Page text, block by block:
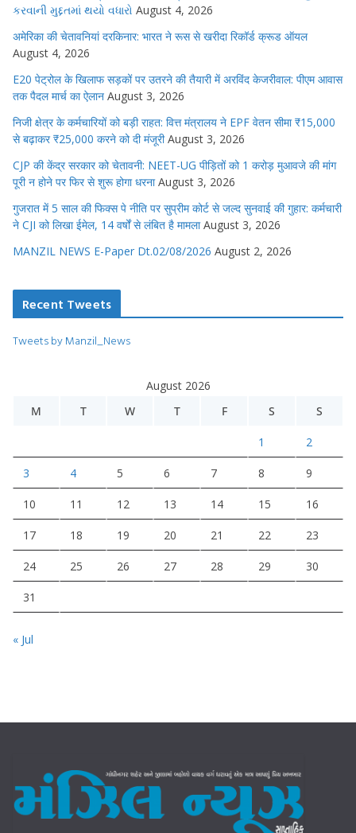
કરવાની મુદ્દતમાં થયો વધારો August 4, 2026
अमेरिका की चेतावनियां दरकिनार: भारत ने रूस से खरीदा रिकॉर्ड क्रूड ऑयल
August 4, 2026
E20 पेट्रोल के खिलाफ सड़कों पर उतरने की तैयारी में अरविंद केजरीवाल: पीएम आवास
तक पैदल मार्च का ऐलान August 3, 2026
निजी क्षेत्र के कर्मचारियों को बड़ी राहत: वित्त मंत्रालय ने EPF वेतन सीमा ₹15,000
से बढ़ाकर ₹25,000 करने को दी मंजूरी August 3, 2026
CJP की केंद्र सरकार को चेतावनी: NEET-UG पीड़ितों को 1 करोड़ मुआवजे की मांग
पूरी न होने पर फिर से शुरू होगा धरना August 3, 2026
गुजरात में 5 साल की फिक्स पे नीति पर सुप्रीम कोर्ट से जल्द सुनवाई की गुहार: कर्मचारी
ने CJI को लिखा ईमेल, 14 वर्षों से लंबित है मामला August 3, 2026
MANZIL NEWS E-Paper Dt.02/08/2026 August 2, 2026
Recent Tweets
Tweets by Manzil_News
August 2026
M
T W T F S S
1 2
3 4 5 6 7 8 9
10 11 12 13 14 15 16
17 18 19 20 21 22 23
24 25 26 27 28 29 30
31
« Jul